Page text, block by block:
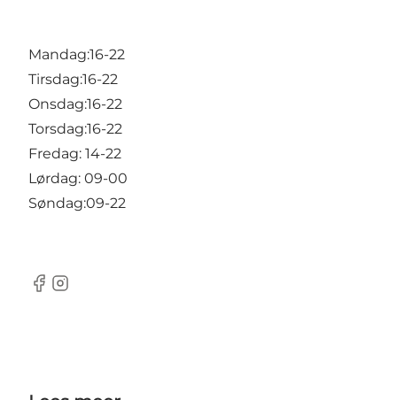
Mandag:16-22
Tirsdag:16-22
Onsdag:16-22
Torsdag:16-22
Fredag: 14-22
Lørdag: 09-00
Søndag:09-22
Facebook
Instagram